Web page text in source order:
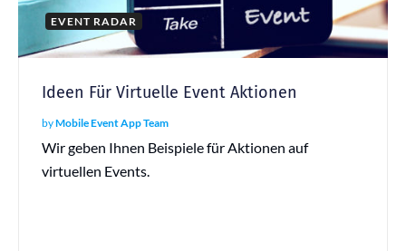
EVENT RADAR
Ideen Für Virtuelle Event Aktionen
byMobile Event App Team
Wir geben Ihnen Beispiele für Aktionen auf
virtuellen Events.